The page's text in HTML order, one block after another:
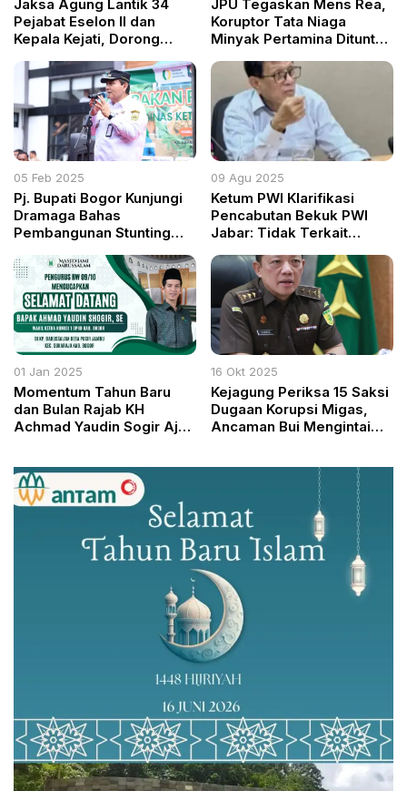
Jaksa Agung Lantik 34
Pejabat Eselon II dan
Kepala Kejati, Dorong
Integritas Adhyaksa
JPU Tegaskan Mens Rea,
Koruptor Tata Niaga
Minyak Pertamina Dituntut
05 Feb 2025
Pj. Bupati Bogor Kunjungi
Dramaga Bahas
Pembangunan Stunting
09 Agu 2025
Ketum PWI Klarifikasi
Pencabutan Bekuk PWI
Jabar: Tidak Terkait
01 Jan 2025
Momentum Tahun Baru
dan Bulan Rajab KH
Achmad Yaudin Sogir Ajak
Tingkatkan Kualitas Diri
16 Okt 2025
Kejagung Periksa 15 Saksi
Dugaan Korupsi Migas,
Ancaman Bui Mengintai